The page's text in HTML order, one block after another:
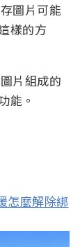
圖片可能
樣的方
片組成的
能。
怎麼解除綁